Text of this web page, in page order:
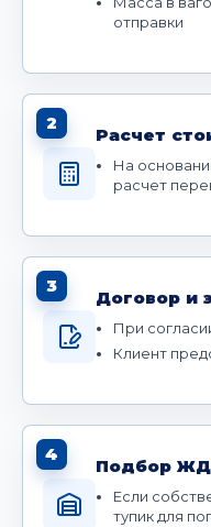
отправки
2
Расчет
На
расчет
3
Договор и
При
Клиент
4
Подбор ЖД
Если
тупик для